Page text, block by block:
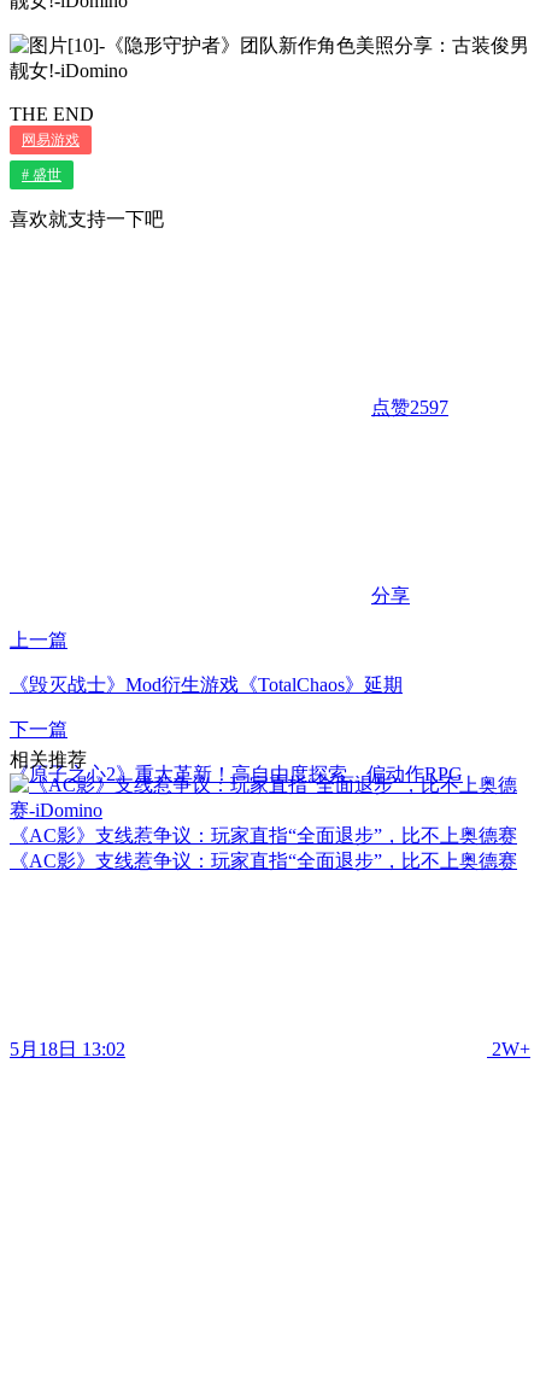
THE END
网易游戏
# 盛世
喜欢就支持一下吧
点赞2597
分享
上一篇
《毁灭战士》Mod衍生游戏《TotalChaos》延期
下一篇
《原子之心2》重大革新！高自由度探索、偏动作RPG
相关推荐
《AC影》支线惹争议：玩家直指“全面退步”，比不上奥德赛
《AC影》支线惹争议：玩家直指“全面退步”，比不上奥德赛
5月18日 13:02 2W+